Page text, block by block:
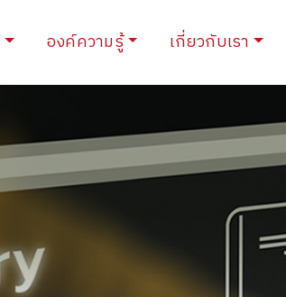
องค์ความรู้ เกี่ยวกับเรา